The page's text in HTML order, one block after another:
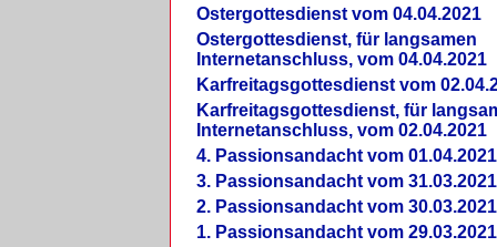
Ostergottesdienst vom 04.04.2021
Ostergottesdienst, für langsamen
Internetanschluss, vom 04.04.2021
Karfreitagsgottesdienst vom
Karfreitagsgottesdienst, für
Internetanschluss, vom 02.04.2021
4. Passionsandacht vom 01.04.2021
3. Passionsandacht vom 31.03.2021
2. Passionsandacht vom 30.03.2021
1. Passionsandacht vom 29.03.2021